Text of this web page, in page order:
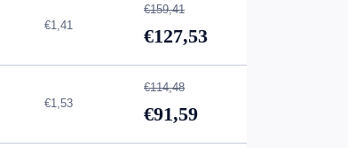
€1,41
€159,41
€127,53
€1,53
€114,48
€91,59